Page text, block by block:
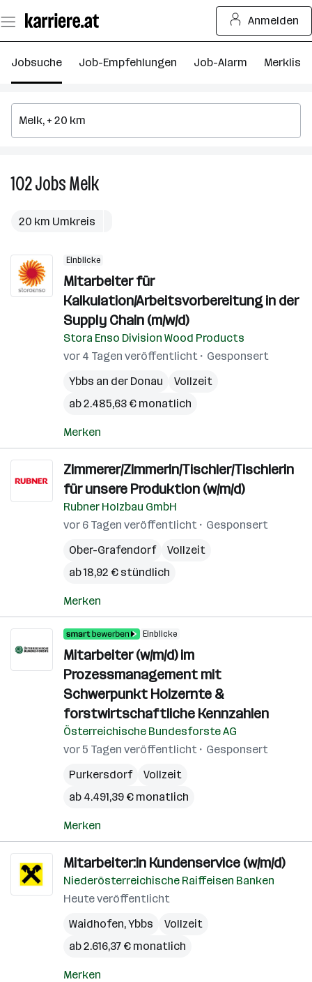
Seiteninhalt
springen
Anmelden
Jobsuche Job-Empfehlungen Job-Alarm Merkliste
102JobsMelk102
20 km Umkreis
Einblicke
Mitarbeiter für
Kalkulation/Arbeitsvorbereitung in der
Supply Chain (m/w/d)
Stora Enso Division Wood Products
vor 4 Tagen veröffentlicht
Gesponsert
Ybbs an der Donau
Vollzeit
ab 2.485,63 € monatlich
Merken
Zimmerer/Zimmerin/Tischler/Tischlerin
für unsere Produktion (w/m/d)
Rubner Holzbau GmbH
vor 6 Tagen veröffentlicht
Gesponsert
Ober-Grafendorf
Vollzeit
ab 18,92 € stündlich
Merken
Einblicke
Mitarbeiter (w/m/d) im
Prozessmanagement mit
Schwerpunkt Holzernte &
forstwirtschaftliche Kennzahlen
Österreichische Bundesforste AG
vor 5 Tagen veröffentlicht
Gesponsert
Purkersdorf
Vollzeit
ab 4.491,39 € monatlich
Merken
Mitarbeiter:in Kundenservice (w/m/d)
Niederösterreichische Raiffeisen Banken
Heute veröffentlicht
Waidhofen,Ybbs
Vollzeit
ab 2.616,37 € monatlich
Merken